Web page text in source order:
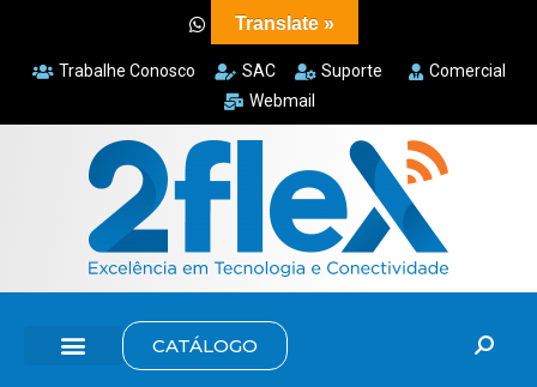
Trabalhe Conosco SAC Suporte
Comercial
Webmail
CATÁLOGO
Translate »